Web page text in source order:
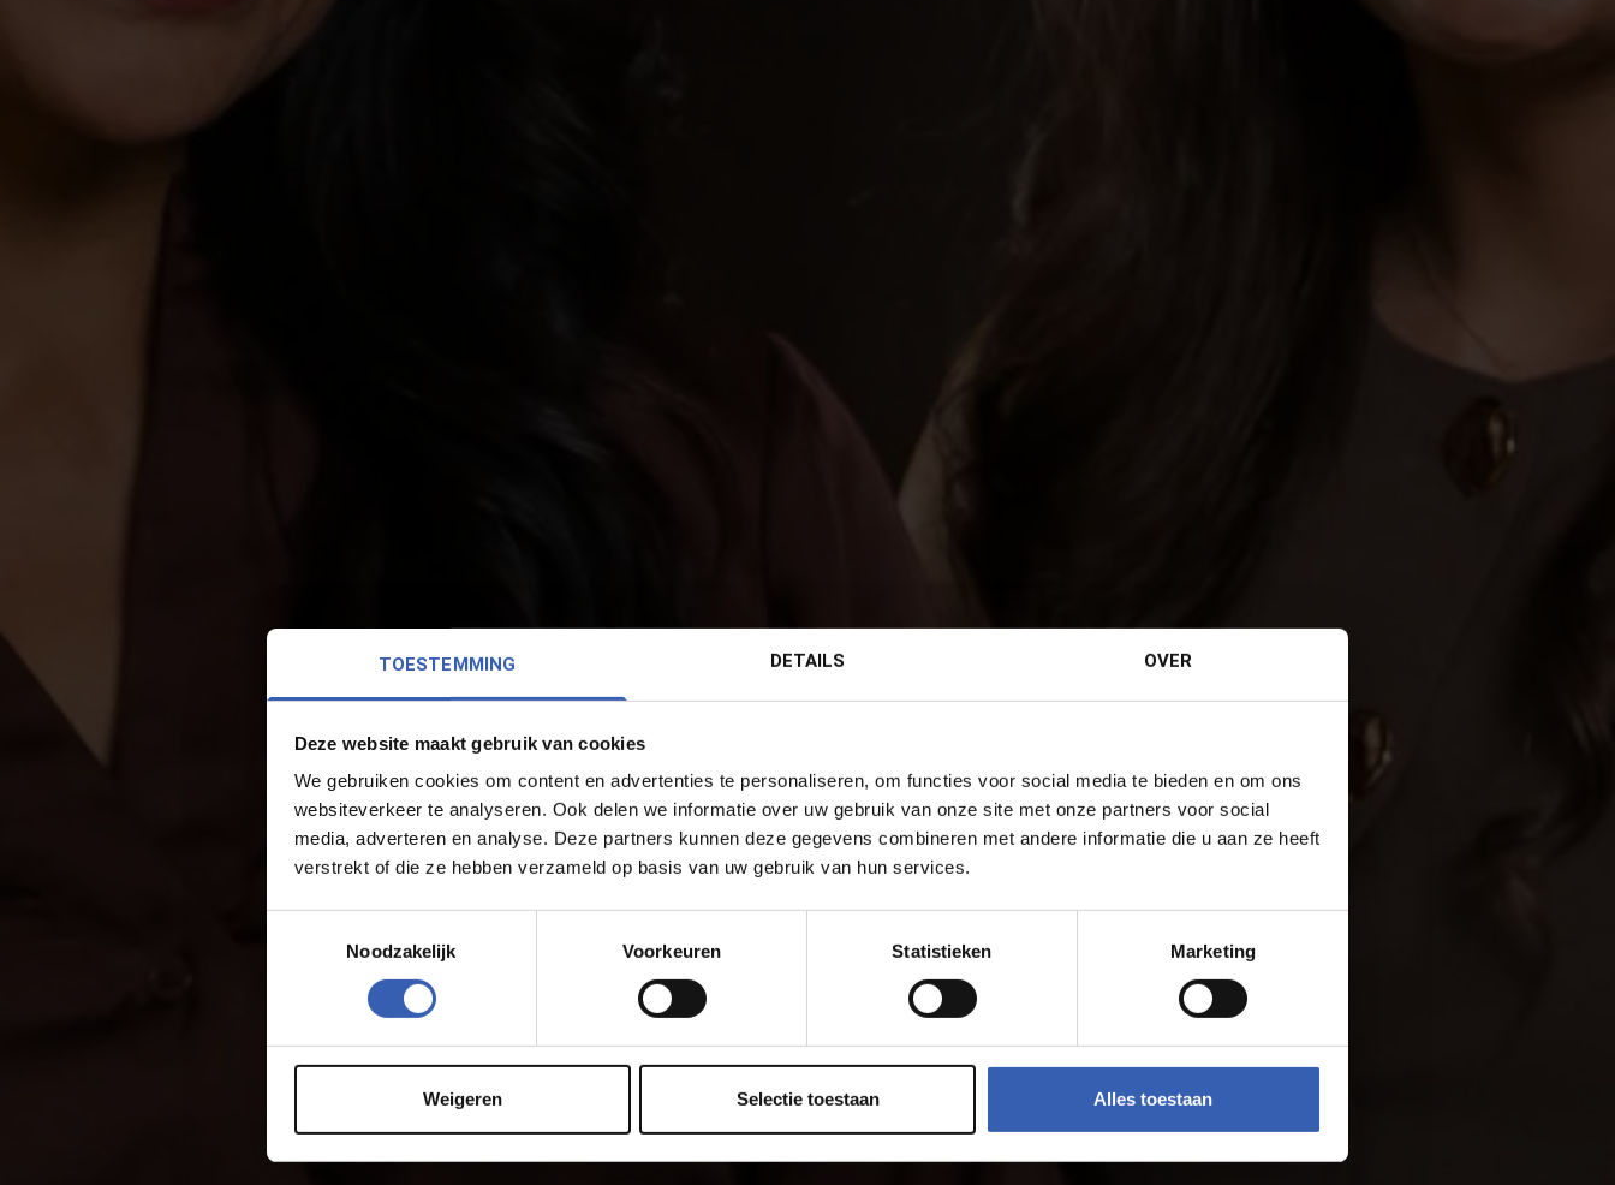
TOESTEMMING DETAILS OVER
Deze website maakt gebruik van cookies
We gebruiken cookies om content en advertenties te personaliseren, om functies voor social media te bieden en om ons
websiteverkeer te analyseren. Ook delen we informatie over uw gebruik van onze site met onze partners voor social
media, adverteren en analyse. Deze partners kunnen deze gegevens combineren met andere informatie die u aan ze heeft
verstrekt of die ze hebben verzameld op basis van uw gebruik van hun services.
Noodzakelijk
Voorkeuren Statistieken Marketing
Weigeren Selectie toestaan Alles toestaan